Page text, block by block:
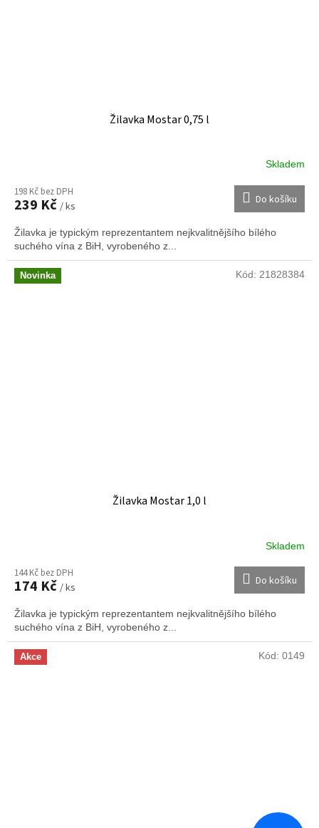
Žilavka Mostar 0,75 l
Skladem
198 Kč bez DPH
239 Kč / ks Do košíku
Žilavka je typickým reprezentantem nejkvalitnějšího bílého
suchého vína z BiH, vyrobeného z...
Novinka
Žilavka Mostar 1,0 l
Skladem
144 Kč bez DPH
174 Kč / ks Do košíku
Žilavka je typickým reprezentantem nejkvalitnějšího bílého
suchého vína z BiH, vyrobeného z...
Kód: 21828384
Akce Kód: 0149